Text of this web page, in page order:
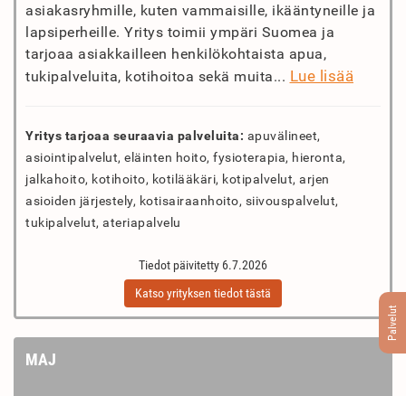
Palvelut
asiakasryhmille, kuten vammaisille, ikääntyneille ja
lapsiperheille. Yritys toimii ympäri Suomea ja
tarjoaa asiakkailleen henkilökohtaista apua,
tukipalveluita, kotihoitoa sekä muita... Lue lisää
Yritys tarjoaa seuraavia palveluita: apuvälineet,
asiointipalvelut, eläinten hoito, fysioterapia, hieronta,
jalkahoito, kotihoito, kotilääkäri, kotipalvelut, arjen
asioiden järjestely, kotisairaanhoito, siivouspalvelut,
tukipalvelut, ateriapalvelu
Tiedot päivitetty 6.7.2026
Katso yrityksen tiedot tästä
MAJ